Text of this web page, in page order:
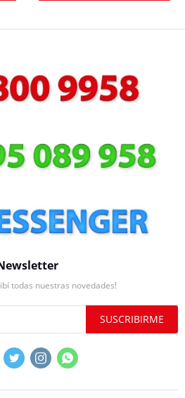
todas nuestras novedades!
SUSCRIBIRME
  